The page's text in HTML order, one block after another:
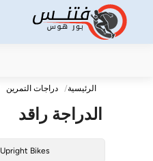
الرئيسية دراجات التمرين
الدراجة راقد
Upright Bikes